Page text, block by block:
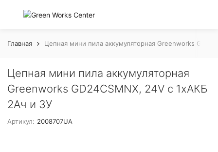
Главная Цепная мини пила аккумуляторная Greenworks
Цепная мини пила аккумуляторная
Greenworks GD24CSMNX, 24V c 1хАКБ
2Ач и ЗУ
Артикул: 2008707UA